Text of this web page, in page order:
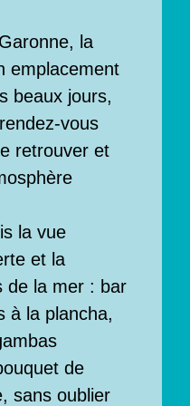
la
emplacement
beaux jours,
vous
retrouver et
la vue
et la
de la mer : bar
à la plancha,
de
sans oublier